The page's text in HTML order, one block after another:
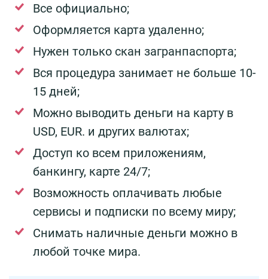
Все официально;
Оформляется карта удаленно;
Нужен только скан загранпаспорта;
Вся процедура занимает не больше 10-
15 дней;
Можно выводить деньги на карту в
USD, EUR. и других валютах;
Доступ ко всем приложениям,
банкингу, карте 24/7;
Возможность оплачивать любые
сервисы и подписки по всему миру;
Снимать наличные деньги можно в
любой точке мира.